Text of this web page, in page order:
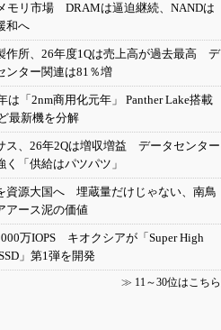
モリ市場 DRAMは逼迫継続、NANDは
和へ
作所、26年度1Qは売上高が過去最高 デ
ンター関連は81％増
は「2nm商用化元年」 Panther Lake搭載
最新機を分解
ス、26年2Qは増収増益 データセンター
く「供給はパツパツ」
資源大国へ 埋蔵量だけじゃない、南鳥
アース泥の価値
万IOPS キオクシアが「Super High
」第1弾を開発
≫ 11～30位はこちら